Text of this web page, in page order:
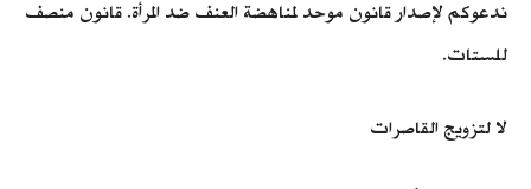
ندعوكم لإصدار قانون موحد لمناهضة العنف ضد المرأة. قانون منصف
للستات.
لا لتزويج القاصرات